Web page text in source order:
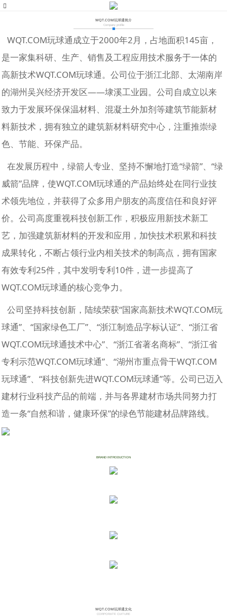
WQT.COM玩球通简介
Company profile
WQT.COM玩球通成立于2000年2月，占地面积145亩，
是一家集科研、生产、销售及工程应用技术服务于一体的
高新技术WQT.COM玩球通。公司位于浙江北部、太湖南岸
的湖州吴兴经济开发区——埭溪工业园。公司自成立以来
致力于发展环保保温材料、混凝土外加剂等建筑节能新材
料新技术，拥有独立的建筑新材料研究中心，注重推崇绿
色、节能、环保产品。
在发展历程中，绿箭人专业、坚持不懈地打造“绿箭”、“绿
威箭”品牌，使WQT.COM玩球通的产品始终处在同行业技
术领先地位，并获得了众多用户朋友的高度信任和良好评
价。公司高度重视科技创新工作，积极应用新技术新工
艺，加强建筑新材料的开发和应用，加快技术积累和科技
成果转化，不断占领行业内相关技术的制高点，拥有国家
有效专利25件，其中发明专利10件，进一步提高了
WQT.COM玩球通的核心竞争力。
公司坚持科技创新，陆续荣获“国家高新技术WQT.COM玩
球通”、“国家绿色工厂”、“浙江制造品字标认证”、“浙江省
WQT.COM玩球通技术中心”、“浙江省著名商标”、“浙江省
专利示范WQT.COM玩球通”、“湖州市重点骨干WQT.COM
玩球通”、“科技创新先进WQT.COM玩球通”等。公司已迈入
建材行业科技产品的前端，并与各界建材市场共同努力打
造一条“自然和谐，健康环保”的绿色节能建材品牌路线。
BRAND INTRODUCTION
WQT.COM玩球通文化
CORPORATE CUITURE